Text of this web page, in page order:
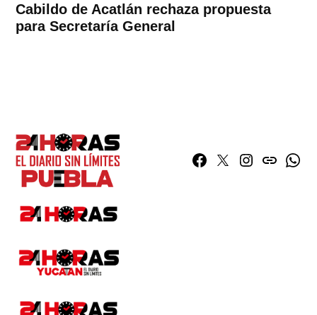
Cabildo de Acatlán rechaza propuesta
para Secretaría General
Facebook
TwitterInstagram
issuu